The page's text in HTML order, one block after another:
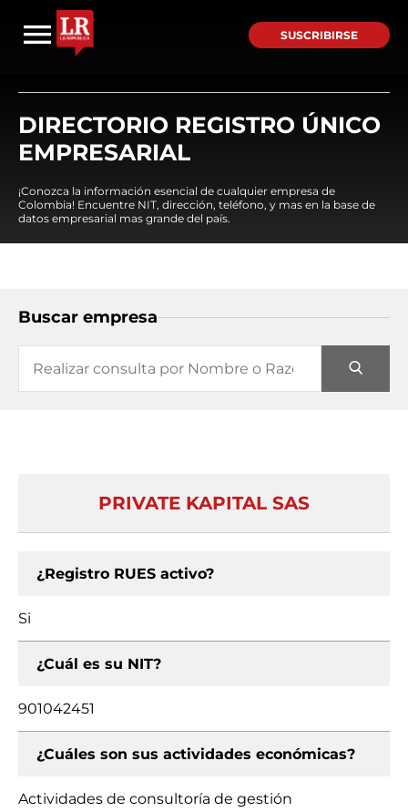
SUSCRIBIRSE
DIRECTORIO REGISTRO ÚNICO
EMPRESARIAL
¡Conozca la información esencial de cualquier empresa de
Colombia! Encuentre NIT, dirección, teléfono, y mas en la base de
datos empresarial mas grande del país.
Buscar empresa
PRIVATE KAPITAL SAS
¿Registro RUES activo?
Si
¿Cuál es su NIT?
901042451
¿Cuáles son sus actividades económicas?
Actividades de consultoría de gestión